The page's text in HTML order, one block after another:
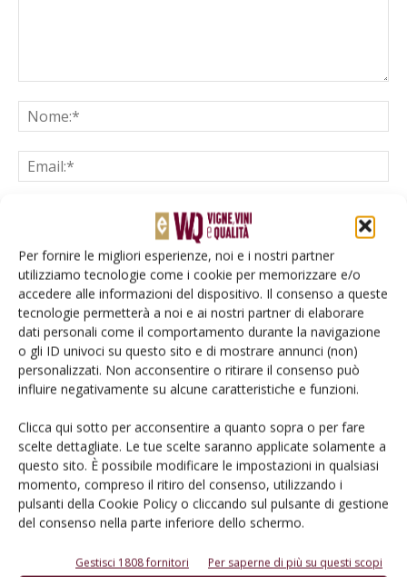
Per fornire le migliori esperienze, noi e i nostri partner
utilizziamo tecnologie come i cookie per memorizzare e/o
accedere alle informazioni del dispositivo. Il consenso a queste
tecnologie permetterà a noi e ai nostri partner di elaborare
dati personali come il comportamento durante la navigazione
o gli ID univoci su questo sito e di mostrare annunci (non)
personalizzati. Non acconsentire o ritirare il consenso può
influire negativamente su alcune caratteristiche e funzioni.
Clicca qui sotto per acconsentire a quanto sopra o per fare
scelte dettagliate. Le tue scelte saranno applicate solamente a
questo sito. È possibile modificare le impostazioni in qualsiasi
momento, compreso il ritiro del consenso, utilizzando i
pulsanti della Cookie Policy o cliccando sul pulsante di gestione
del consenso nella parte inferiore dello schermo.
Gestisci 1808 fornitori Per saperne di più su questi scopi
Salva il mio nome, email e sito web in questo browser per la
prossima volta che commento.
E-magazine
Tecniche, prodotti e servizi dalle aziende